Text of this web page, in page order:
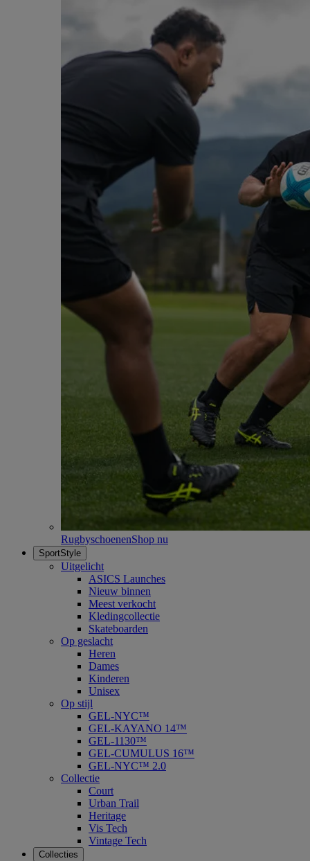
RugbyschoenenShop nu
SportStyle
Uitgelicht
ASICS Launches
Nieuw binnen
Meest verkocht
Kledingcollectie
Skateboarden
Op geslacht
Heren
Dames
Kinderen
Unisex
Op stijl
GEL-NYC™
GEL-KAYANO 14™
GEL-1130™
GEL-CUMULUS 16™
GEL-NYC™ 2.0
Collectie
Court
Urban Trail
Heritage
Vis Tech
Vintage Tech
Collecties